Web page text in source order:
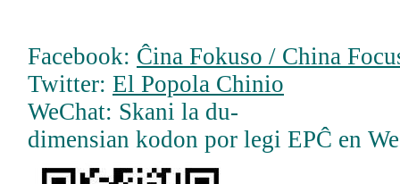
Facebook: Ĉina Fokuso / China
Twitter: El Popola Chinio
WeChat: Skani la du-
dimensian kodon por legi EPĈ en